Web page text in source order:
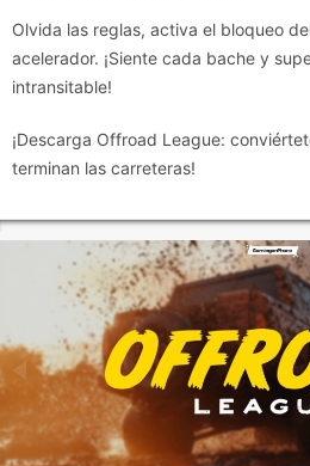
Olvida las reglas, activa el bloqueo
acelerador. ¡Siente cada bache y
intransitable!
¡Descarga Offroad League:
terminan las carreteras!